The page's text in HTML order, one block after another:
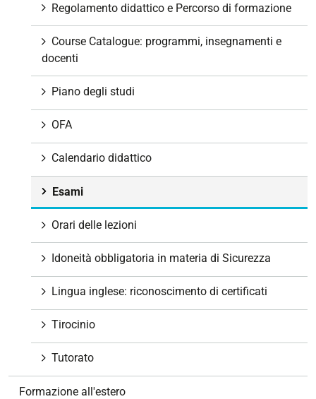
Regolamento didattico e Percorso di formazione
Course Catalogue: programmi, insegnamenti e
docenti
Piano degli studi
OFA
Calendario didattico
Esami
Orari delle lezioni
Idoneità obbligatoria in materia di Sicurezza
Lingua inglese: riconoscimento di certificati
Tirocinio
Tutorato
Formazione all'estero